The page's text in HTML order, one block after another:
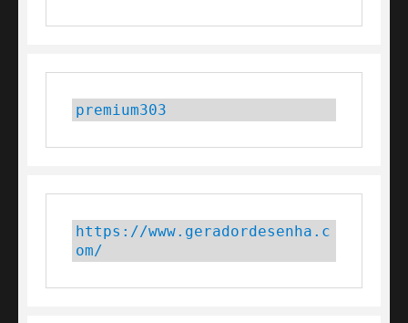
premium303
https://www.geradordesenha.c
om/